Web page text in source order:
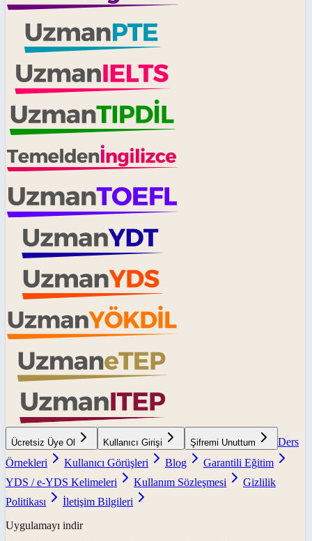
Ücretsiz Üye Ol Kullanıcı Girişi Şifremi Unuttum
Ders
Örnekleri
Kullanıcı Görüşleri Blog
Garantili Eğitim
YDS / e-YDS Kelimeleri
Kullanım Sözleşmesi
Gizlilik
Politikası
İletişim Bilgileri
Uygulamayı indir